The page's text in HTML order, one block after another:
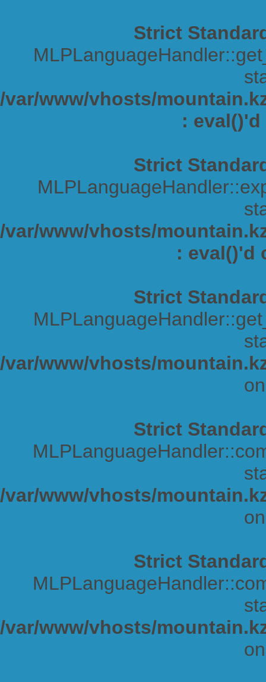
Strict
/var/www/vhosts/
:
Strict
/var/www/vhosts/
: eval()'d
Strict
/var/www/vhosts/
Strict
/var/www/vhosts/
Strict
/var/www/vhosts/